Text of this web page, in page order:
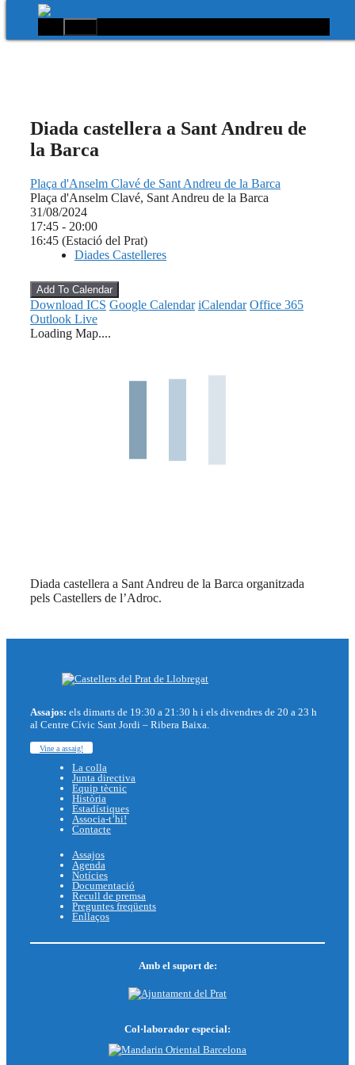
Diada castellera a Sant Andreu de
la Barca
Plaça d'Anselm Clavé de Sant Andreu de la Barca
Plaça d'Anselm Clavé, Sant Andreu de la Barca
31/08/2024
17:45 - 20:00
16:45 (Estació del Prat)
Diades Castelleres
Add To Calendar
Download ICS Google Calendar iCalendar Office 365
Outlook Live
Loading Map....
Diada castellera a Sant Andreu de la Barca organitzada
pels Castellers de l’Adroc.
Assajos: els dimarts de 19:30 a 21:30 h i els divendres de 20 a 23 h
al Centre Cívic Sant Jordi – Ribera Baixa.
Vine a assaig!
La colla
Junta directiva
Equip tècnic
Història
Estadístiques
Associa-t’hi!
Contacte
Assajos
Agenda
Notícies
Documentació
Recull de premsa
Preguntes freqüents
Enllaços
Amb el suport de:
Col·laborador especial: